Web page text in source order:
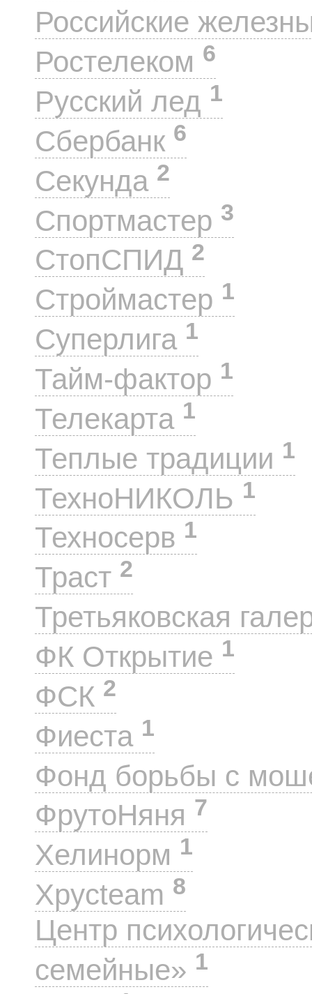
Российские
Ростелеком 6
Русский лед 1
Сбербанк 6
Секунда 2
Спортмастер 3
СтопСПИД 2
Строймастер 1
Суперлига 1
Тайм-фактор 1
Телекарта 1
Теплые традиции 1
ТехноНИКОЛЬ 1
Техносерв 1
Траст 2
Третьяковская
ФК Открытие 1
ФСК 2
Фиеста 1
Фонд борьбы с
ФрутоНяня 7
Хелинорм 1
Хрусteam 8
Центр
семейные» 1